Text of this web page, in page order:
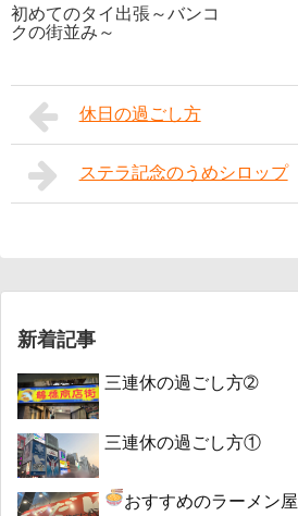
初めてのタイ出張～バンコ
クの街並み～
休日の過ごし方
ステラ記念のうめシロップ
新着記事
三連休の過ごし方➁
三連休の過ごし方①
おすすめのラーメン屋